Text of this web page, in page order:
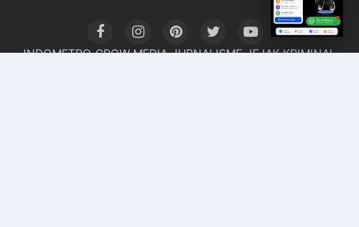
INDOMETRO GROW MEDIA JURNALISME JEJAK KRIMINAL